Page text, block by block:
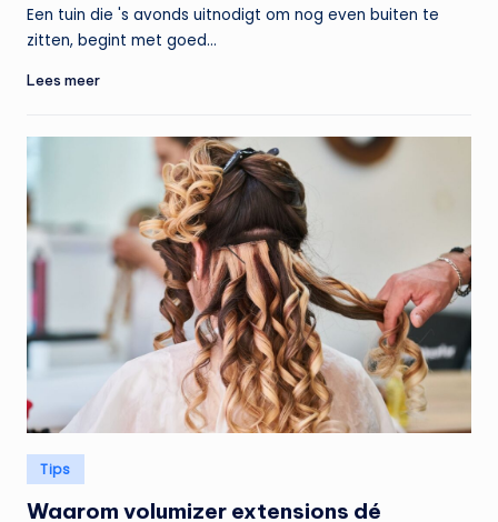
Een tuin die 's avonds uitnodigt om nog even buiten te
zitten, begint met goed…
Lees meer
Geplaatst
in
Tips
Waarom volumizer extensions dé